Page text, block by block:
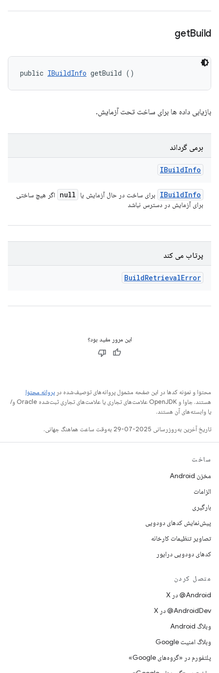
getBuild
public IBuildInfo getBuild ()
بازیابی داده ها برای ساخت تحت آزمایش.
برمی گرداند
IBuildInfo
IBuildInfo برای ساخت در حال آزمایش یا null
اگر هیچ ساختی
برای آزمایش در دسترس نباشد
پرتاب می کند
BuildRetrievalError
این مرور مفید بود؟
محتوا و نمونه کدها در این صفحه مشمول پروانه‌های توصیف‌شده در پروانه محتوا
هستند. جاوا و OpenJDK علامت‌های تجاری یا علامت‌های تجاری ثبت‌شده Oracle و/
یا وابسته‌های آن هستند.
تاریخ آخرین به‌روزرسانی 2025-07-29 به‌وقت ساعت هماهنگ جهانی.
ساخت
مخزن Android
الزامات
بارگیری
پیش‌نمایش کدهای دودویی
تصاویر تنظیمات کارخانه
کدهای دودویی درایور
متصل کردن
‫‎@Android در X
‫‎@AndroidDev در X
وبلاگ Android
وبلاگ امنیت Google
پلتفورم در «گروه‌های Google»